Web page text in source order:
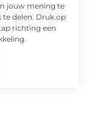
jouw mening te
delen. Druk op
richting een